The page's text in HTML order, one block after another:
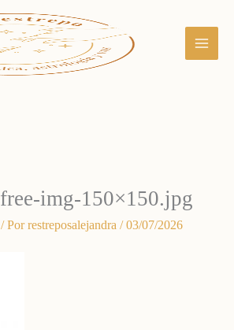
img-150×150.jpg
/ Porrestreposalejandra /03/07/2026